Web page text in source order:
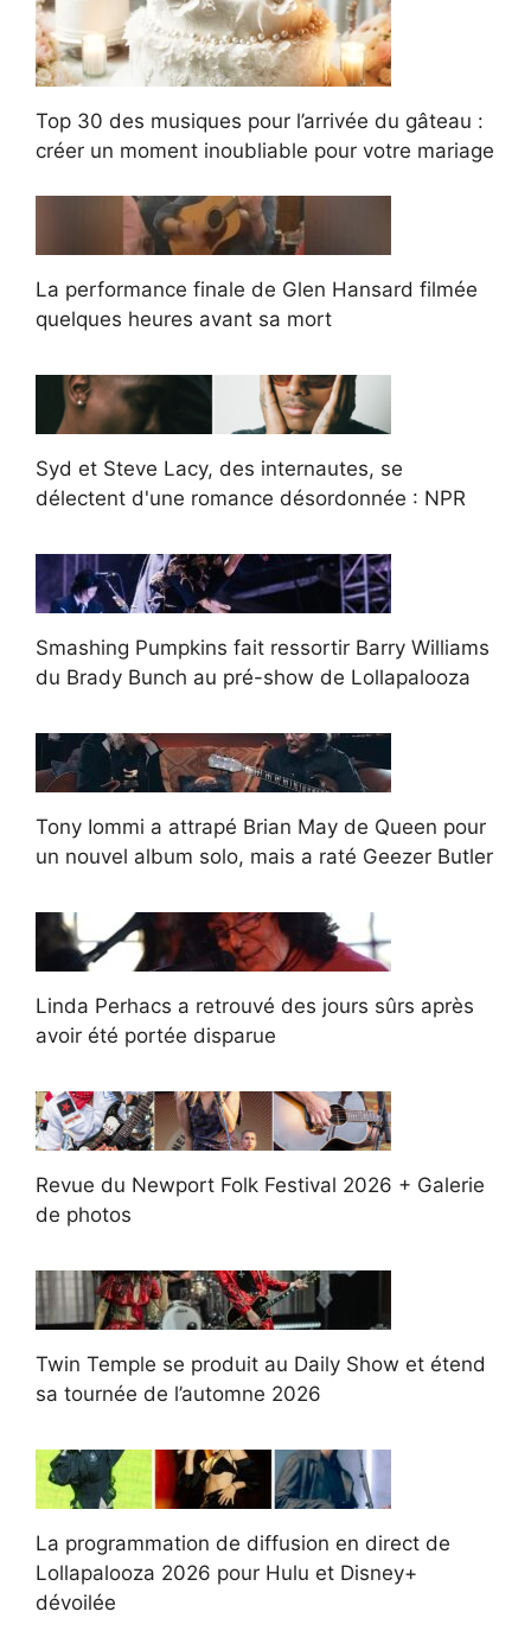
Top 30 des musiques pour l’arrivée du gâteau :
créer un moment inoubliable pour votre mariage
La performance finale de Glen Hansard filmée
quelques heures avant sa mort
Syd et Steve Lacy, des internautes, se
délectent d'une romance désordonnée : NPR
Smashing Pumpkins fait ressortir Barry Williams
du Brady Bunch au pré-show de Lollapalooza
Tony Iommi a attrapé Brian May de Queen pour
un nouvel album solo, mais a raté Geezer Butler
Linda Perhacs a retrouvé des jours sûrs après
avoir été portée disparue
Revue du Newport Folk Festival 2026 + Galerie
de photos
Twin Temple se produit au Daily Show et étend
sa tournée de l’automne 2026
La programmation de diffusion en direct de
Lollapalooza 2026 pour Hulu et Disney+
dévoilée